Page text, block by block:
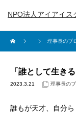
NPO法人アイアイス
理事長のブ
「誰として生き
2023.3.21 理事長の
誰もが天才、自分